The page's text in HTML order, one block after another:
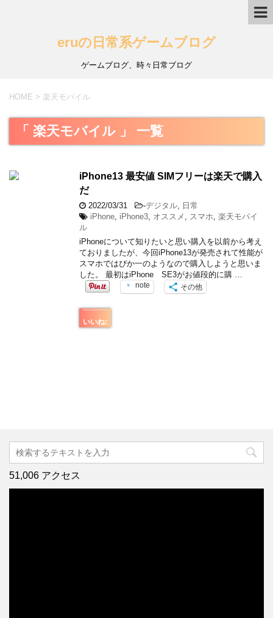
eruの日常系ゲームブログ
ゲームブログ、時々日常ブログ
HOME > 楽天モバイル
「 楽天モバイル 」 一覧
iPhone13 最安値 SIMフリーは楽天で購入
だ
2022/03/31 -デジタル
日常
iPhone iPhone3 オススメ スマホ 楽天モバイ
ル
iPhoneについて知りたいと思い購入を以前から考え
ておりましたが、今回iPhone13が発売されて性能が
スマホではぴか一のようなので購入しようと思いま
した。 最初はiPhone SE3がお値段的に購 …
note その他
いいね:
51,006 アクセス